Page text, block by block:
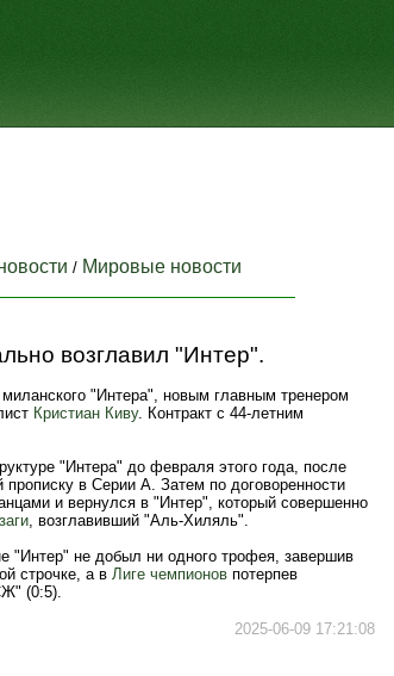
/ Мировые новости
возглавил "Интер".
"Интера", новым главным тренером
Кристиан Киву. Контракт с 44-летним
"Интера" до февраля этого года, после
в Серии А. Затем по договоренности
и вернулся в "Интер", который совершенно
, возглавивший "Аль-Хиляль".
"Интер" не добыл ни одного трофея, завершив
строчке, а в Лиге чемпионов потерпев
(0:5).
2025-06-09 17:21:08